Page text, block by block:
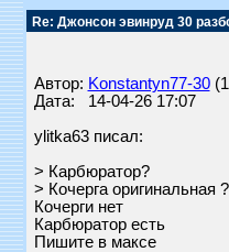
Re: Джонсон эвинруд 30
Автор: Konstantyn77-30
Дата: 14-04-26 17:07
ylitka63 писал:
> Карбюратор?
> Кочерга оригинальная ?
Кочерги нет
Карбюратор есть
Пишите в максе